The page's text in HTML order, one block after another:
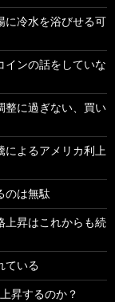
に冷水を浴びせる可
インの話をしていな
整に過ぎない、買い
によるアメリカ利上
のは無駄
上昇はこれからも続
ている
昇するのか？